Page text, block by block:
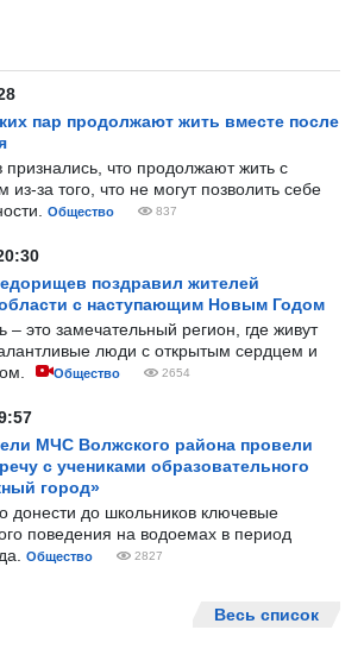
пар продолжают жить вместе после
признались, что продолжают жить с
за того, что не могут позволить себе
Общество 837
поздравил жителей
с наступающим Новым Годом
– это замечательный регион, где живут
люди с открытым сердцем и
Общество 2654
МЧС Волжского района провели
с учениками образовательного
город»
донести до школьников ключевые
поведения на водоемах в период
Общество 2827
Весь список